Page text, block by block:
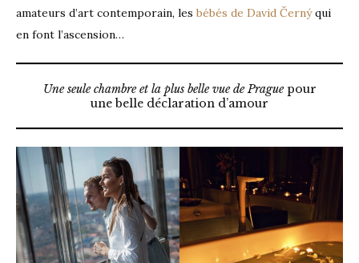
amateurs d’art contemporain, les bébés de David Černýqui
en font l’ascension…
Une seule chambre et la plus belle vue de Praguepour
une belle déclaration d’amour